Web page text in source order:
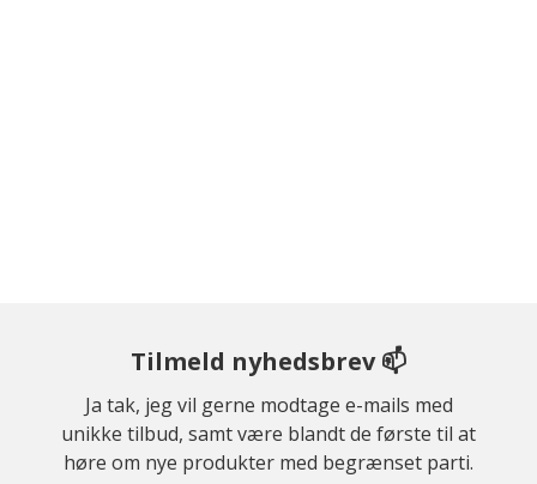
Tilmeld nyhedsbrev 📫
Ja tak, jeg vil gerne modtage e-mails med
unikke tilbud, samt være blandt de første til at
høre om nye produkter med begrænset parti.